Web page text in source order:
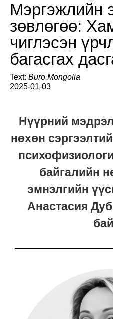
Мэргэжлийн
зөвлөгөө:
чиглэсэн
багасгах
Text: Buro.Mongolia
2025-01-03
Нүүрний
нөхөн
байгалийн
эмнэлгийн
Анастасия